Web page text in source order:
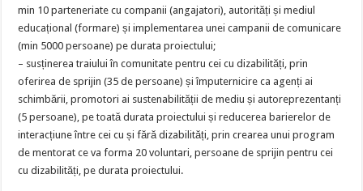
min 10 parteneriate cu companii (angajatori), autorități și mediul
educațional (formare) și implementarea unei campanii de comunicare
(min 5000 persoane) pe durata proiectului;
– susținerea traiului în comunitate pentru cei cu dizabilități, prin
oferirea de sprijin (35 de persoane) și împuternicire ca agenți ai
schimbării, promotori ai sustenabilității de mediu și autoreprezentanți
(5 persoane), pe toată durata proiectului și reducerea barierelor de
interacțiune între cei cu și fără dizabilități, prin crearea unui program
de mentorat ce va forma 20 voluntari, persoane de sprijin pentru cei
cu dizabilități, pe durata proiectului.